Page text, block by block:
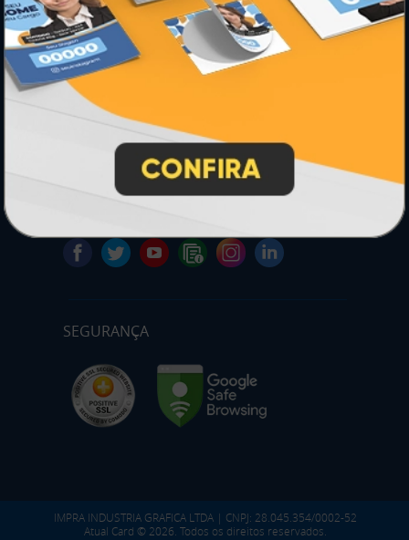
* Pagamento com cartão de crédito terá valor adicional.
** Pagamentos a prazo poderão ter acréscimo.
*** Nota fiscal sujeita a emissão de acordo com prestador de
serviço, conforme legislação pertinente.
SEGURANÇA
IMPRA INDUSTRIA GRAFICA LTDA | CNPJ: 28.045.354/0002-52
Atual Card © 2026. Todos os direitos reservados.